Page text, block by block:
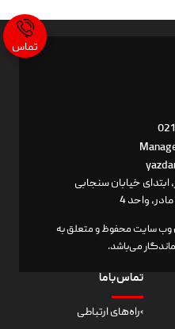
ابتدای خيابان سنجابی
وب سایت محفوظ و متعلق به
می‌باشد.
تماس با ما
›راه‌های ارتباطی
تماس